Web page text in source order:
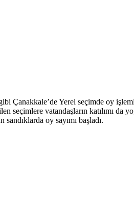
Yerel seçimde oy
seçimlere vatandaşların katılımı
oy sayımı başladı.